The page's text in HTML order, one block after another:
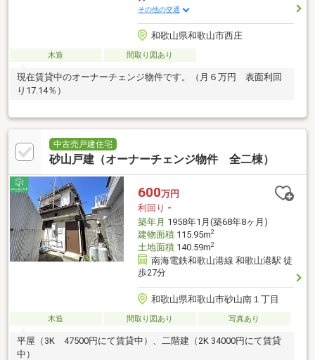
その他の交通
和歌山県和歌山市西庄
木造 間取り図あり
現在賃貸中のオーナーチェンジ物件です。（月６万円 表面利回
り17.14％）
中古売戸建住宅
砂山戸建（オーナーチェンジ物件 全二棟）
600万円
利回り -
築年月 1958年1月(築68年8ヶ月)
建物面積115.95m2
土地面積140.59m2
南海電鉄和歌山港線 和歌山港駅 徒
歩27分
和歌山県和歌山市砂山南１丁目
木造 間取り図あり 写真あり
平屋（3K 47500円にて賃貸中）、二階建（2K 34000円にて賃貸
中）